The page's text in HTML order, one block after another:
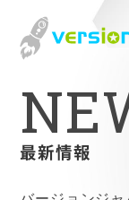
NE
最新情報